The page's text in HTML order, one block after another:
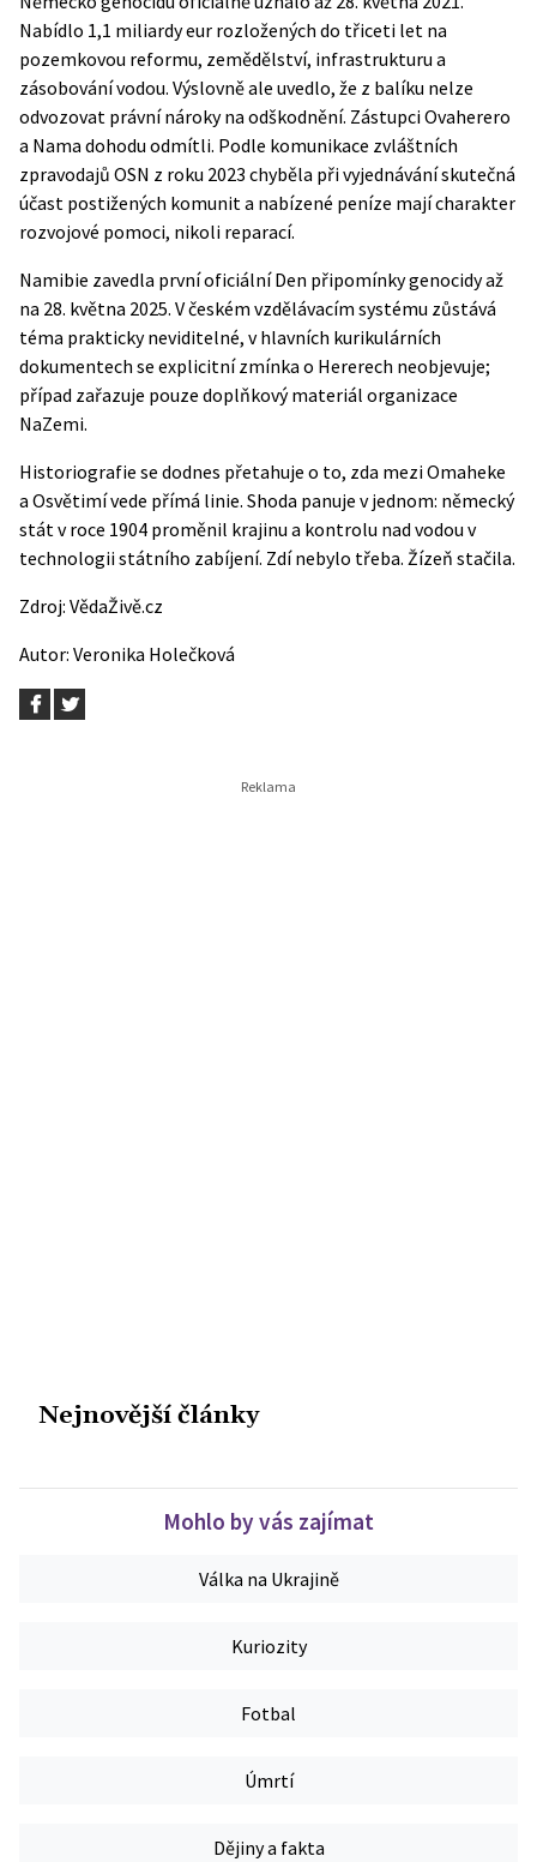
Nabídlo 1,1 miliardy eur rozložených do třiceti let na
pozemkovou reformu, zemědělství, infrastrukturu a
zásobování vodou. Výslovně ale uvedlo, že z balíku nelze
odvozovat právní nároky na odškodnění. Zástupci Ovaherero
a Nama dohodu odmítli. Podle komunikace zvláštních
zpravodajů OSN z roku 2023 chyběla při vyjednávání skutečná
účast postižených komunit a nabízené peníze mají charakter
rozvojové pomoci, nikoli reparací.
Namibie zavedla první oficiální Den připomínky genocidy až
na 28. května 2025. V českém vzdělávacím systému zůstává
téma prakticky neviditelné, v hlavních kurikulárních
dokumentech se explicitní zmínka o Hererech neobjevuje;
případ zařazuje pouze doplňkový materiál organizace
NaZemi.
Historiografie se dodnes přetahuje o to, zda mezi Omaheke
a Osvětimí vede přímá linie. Shoda panuje v jednom: německý
stát v roce 1904 proměnil krajinu a kontrolu nad vodou v
technologii státního zabíjení. Zdí nebylo třeba. Žízeň stačila.
Zdroj: VědaŽivě.cz
Autor: Veronika Holečková
Nejnovější články
Mohlo by vás zajímat
Válka na Ukrajině
Kuriozity
Fotbal
Úmrtí
Dějiny a fakta